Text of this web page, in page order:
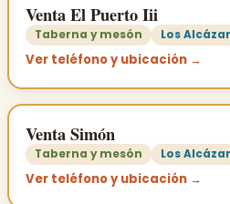
Venta El Puerto Iii
Taberna y mesón Los
Ver teléfono y ubicación →
Venta Simón
Taberna y mesón Los
Ver teléfono y ubicación →